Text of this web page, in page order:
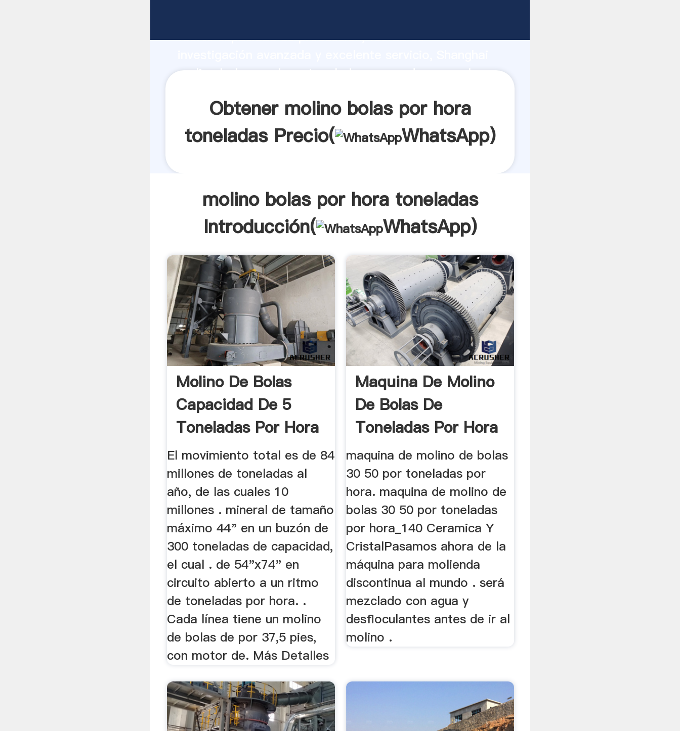
fuerte capacidad de producción, fuerza de
molino bolas por hora toneladas proveedor crea el
Obtener molino bolas por hora
toneladas Precio(
WhatsApp)
molino bolas por hora toneladas
Introducción(
WhatsApp)
Molino De Bolas
Capacidad De 5
Toneladas Por Hora
El movimiento total es de 84
millones de toneladas al
año, de las cuales 10
millones . mineral de tamaño
máximo 44" en un buzón de
300 toneladas de capacidad,
el cual . de 54"x74" en
circuito abierto a un ritmo
de toneladas por hora. .
Cada línea tiene un molino
de bolas de por 37,5 pies,
con motor de. Más Detalles
Maquina De Molino
De Bolas De
Toneladas Por Hora
maquina de molino de bolas
30 50 por toneladas por
hora. maquina de molino de
bolas 30 50 por toneladas
por hora_140 Ceramica Y
CristalPasamos ahora de la
máquina para molienda
discontinua al mundo . será
mezclado con agua y
desfloculantes antes de ir al
molino .